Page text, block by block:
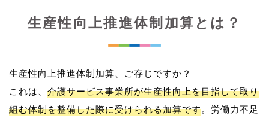
生産性向上推進体制加算とは？
生産性向上推進体制加算、ご存じですか？
これは、 介護サービス事業所が生産性向上を目指して取り
組む体制を整備した際に受けられる加算です。労働力不足